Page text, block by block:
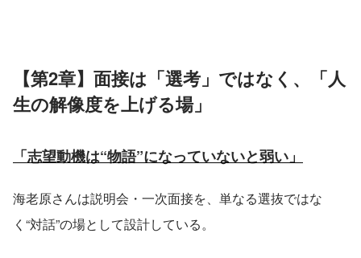
【第2章】面接は「選考」ではなく、「人
生の解像度を上げる場」
「志望動機は“物語”になっていないと弱い」
海老原さんは説明会・一次面接を、単なる選抜ではな
く“対話”の場として設計している。